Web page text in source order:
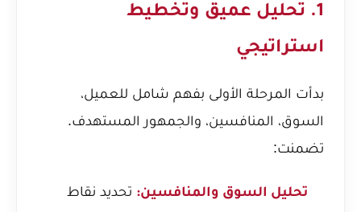
1. تحليل عميق وتخطيط
استراتيجي
بدأت المرحلة الأولى بفهم شامل للعميل،
السوق، المنافسين، والجمهور المستهدف.
تضمنت:
تحليل السوق والمنافسين: تحديد نقاط